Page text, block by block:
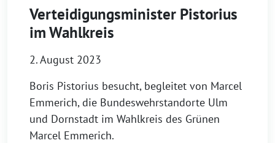
Verteidigungsminister Pistorius
im Wahlkreis
2. August 2023
Boris Pistorius besucht, begleitet von Marcel
Emmerich, die Bundeswehrstandorte Ulm
und Dornstadt im Wahlkreis des Grünen
Marcel Emmerich.